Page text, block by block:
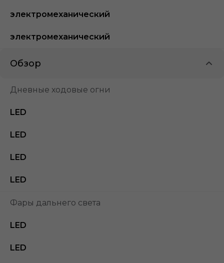
электромеханический
электромеханический
Обзор
Дневные ходовые огни
LED
LED
LED
LED
Фары дальнего света
LED
LED